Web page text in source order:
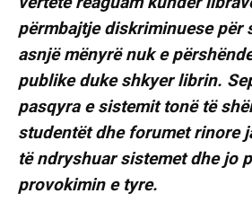
përmbajtje diskriminuese për
asnjë mënyrë nuk e
publike duke shkyer librin.
pasqyra e sistemit tonë të
studentët dhe forumet rinore
të ndryshuar sistemet dhe jo
provokimin e tyre.